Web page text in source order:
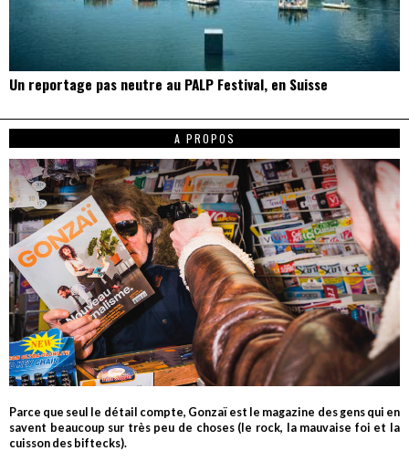
Un reportage pas neutre au PALP Festival, en Suisse
A PROPOS
Parce que seul le détail compte, Gonzaï est le magazine des gens qui en
savent beaucoup sur très peu de choses (le rock, la mauvaise foi et la
cuisson des biftecks).